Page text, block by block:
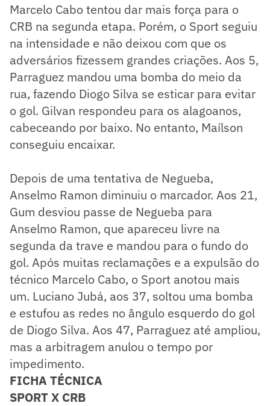
Marcelo Cabo tentou dar mais força para o
CRB na segunda etapa. Porém, o Sport seguiu
na intensidade e não deixou com que os
adversários fizessem grandes criações. Aos 5,
Parraguez mandou uma bomba do meio da
rua, fazendo Diogo Silva se esticar para evitar
o gol. Gilvan respondeu para os alagoanos,
cabeceando por baixo. No entanto, Maílson
conseguiu encaixar.
Depois de uma tentativa de Negueba,
Anselmo Ramon diminuiu o marcador. Aos 21,
Gum desviou passe de Negueba para
Anselmo Ramon, que apareceu livre na
segunda da trave e mandou para o fundo do
gol. Após muitas reclamações e a expulsão do
técnico Marcelo Cabo, o Sport anotou mais
um. Luciano Jubá, aos 37, soltou uma bomba
e estufou as redes no ângulo esquerdo do gol
de Diogo Silva. Aos 47, Parraguez até ampliou,
mas a arbitragem anulou o tempo por
impedimento.
FICHA TÉCNICA
SPORT X CRB